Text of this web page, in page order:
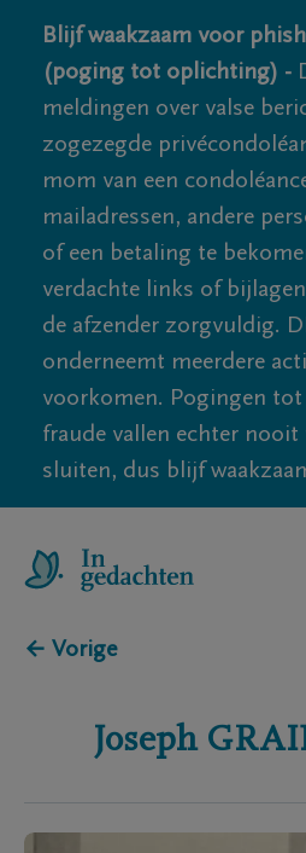
Blijf waakzaam voor
(poging tot oplichting) -
meldingen over valse
zogezegde
mom van een
mailadressen, andere
of een betaling te
verdachte links of
de afzender zorgvuldig.
onderneemt meerdere
voorkomen. Pogingen
fraude vallen echter
sluiten, dus blijf
← Vorige
Joseph